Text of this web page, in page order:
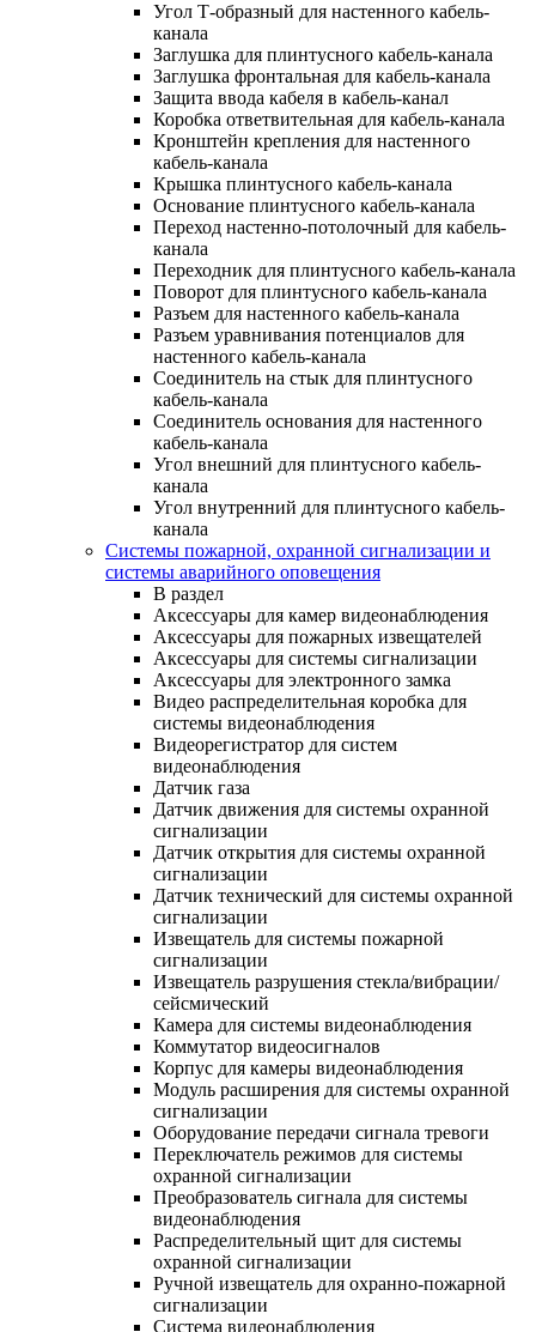
Угол Т-образный для настенного кабель-
канала
Заглушка для плинтусного кабель-канала
Заглушка фронтальная для кабель-канала
Защита ввода кабеля в кабель-канал
Коробка ответвительная для кабель-канала
Кронштейн крепления для настенного
кабель-канала
Крышка плинтусного кабель-канала
Основание плинтусного кабель-канала
Переход настенно-потолочный для кабель-
канала
Переходник для плинтусного кабель-канала
Поворот для плинтусного кабель-канала
Разъем для настенного кабель-канала
Разъем уравнивания потенциалов для
настенного кабель-канала
Соединитель на стык для плинтусного
кабель-канала
Соединитель основания для настенного
кабель-канала
Угол внешний для плинтусного кабель-
канала
Угол внутренний для плинтусного кабель-
канала
Системы пожарной, охранной сигнализации и
системы аварийного оповещения
В раздел
Аксессуары для камер видеонаблюдения
Аксессуары для пожарных извещателей
Аксессуары для системы сигнализации
Аксессуары для электронного замка
Видео распределительная коробка для
системы видеонаблюдения
Видеорегистратор для систем
видеонаблюдения
Датчик газа
Датчик движения для системы охранной
сигнализации
Датчик открытия для системы охранной
сигнализации
Датчик технический для системы охранной
сигнализации
Извещатель для системы пожарной
сигнализации
Извещатель разрушения стекла/вибрации/
сейсмический
Камера для системы видеонаблюдения
Коммутатор видеосигналов
Корпус для камеры видеонаблюдения
Модуль расширения для системы охранной
сигнализации
Оборудование передачи сигнала тревоги
Переключатель режимов для системы
охранной сигнализации
Преобразователь сигнала для системы
видеонаблюдения
Распределительный щит для системы
охранной сигнализации
Ручной извещатель для охранно-пожарной
сигнализации
Система видеонаблюдения